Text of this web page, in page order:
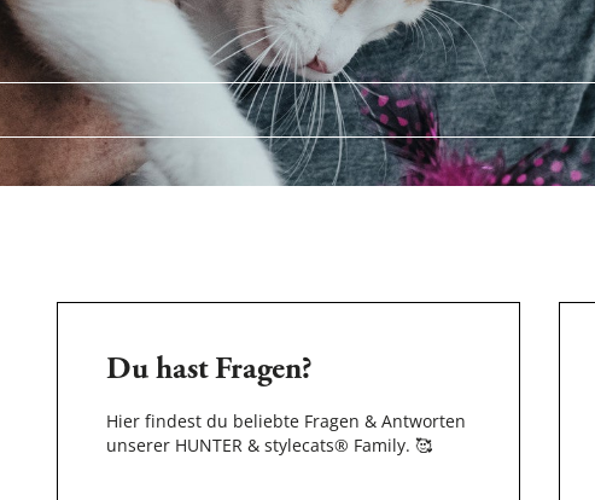
Du hast Fragen?
Hier findest du beliebte Fragen & Antworten
unserer HUNTER & stylecats® Family. 🥰